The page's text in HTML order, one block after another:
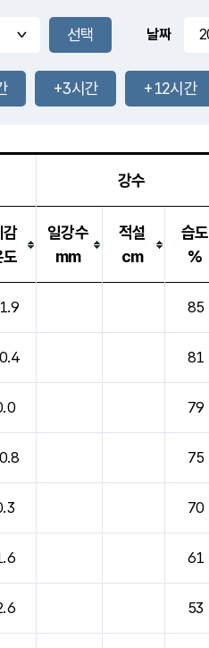
-mm
-mm
31.3℃
2.6m/s
-mm
날짜
+3시간 +12시간
강수
감
도
일강수
mm
적설
cm
습도
%
85
81
79
75
70
61
53